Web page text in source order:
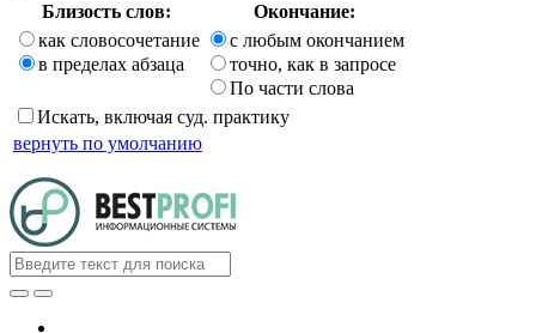
Близость слов:
Окончание:
как словосочетание
в пределах абзаца
с любым окончанием
точно, как в запросе
По части слова
Искать, включая суд. практику
вернуть по умолчанию